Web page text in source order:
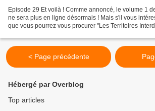
Episode 29 Et voilà ! Comme annoncé, le volume 1
ne sera plus en ligne désormais ! Mais s'il vous
que vous pourrez vous procurer "Les Territoires
< Page précédente
Hébergé par Overblog
Top articles